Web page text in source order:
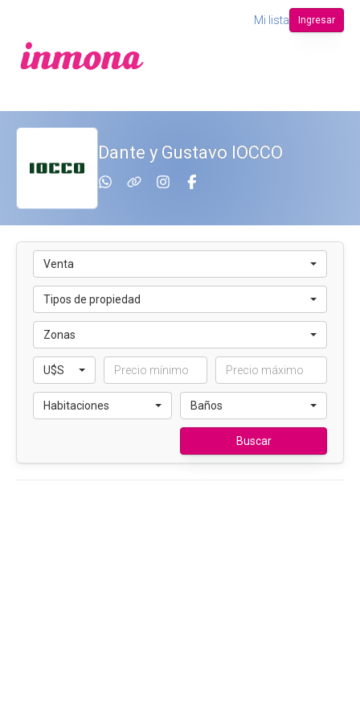
Mi lista Ingresar
Dante y Gustavo IOCCO
Venta
Tipos de propiedad
Zonas
U$S
Habitaciones Baños
Buscar